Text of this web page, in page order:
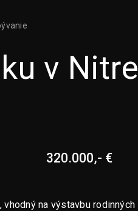
v Nitre
320.000,- €
na výstavbu rodinných